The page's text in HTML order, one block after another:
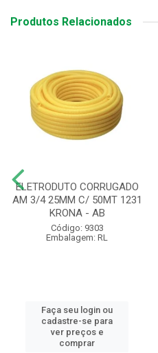
Produtos Relacionados
ELETRODUTO CORRUGADO
AM 3/4 25MM C/ 50MT 1231
KRONA - AB
Código: 9303
Embalagem: RL
Faça seu login ou
cadastre-se para
ver preços e
comprar